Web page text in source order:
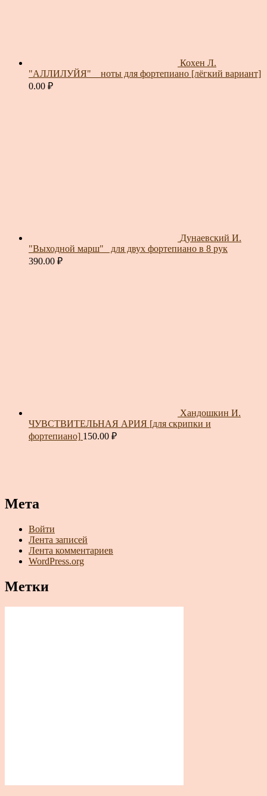
Кохен Л.
"АЛЛИЛУЙЯ" _ ноты для фортепиано [лёгкий вариант]
0.00 ₽
Дунаевский И.
"Выходной марш"_ для двух фортепиано в 8 рук
390.00 ₽
Хандошкин И.
ЧУВСТВИТЕЛЬНАЯ АРИЯ [для скрипки и
фортепиано] 150.00 ₽
Мета
Войти
Лента записей
Лента комментариев
WordPress.org
Метки